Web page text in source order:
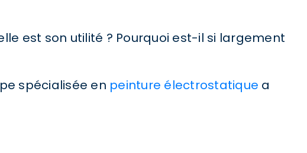
est son utilité ? Pourquoi est-il si largement
spécialisée en peinture électrostatique a